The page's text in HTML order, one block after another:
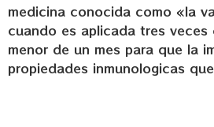
medicina conocida como «la
cuando es aplicada tres veces
menor de un mes para que la
propiedades inmunologicas